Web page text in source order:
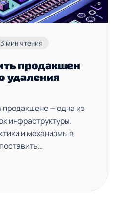
3 мин чтения
продакшен
удаления
продакшене — одна из
инфраструктуры.
и механизмы в